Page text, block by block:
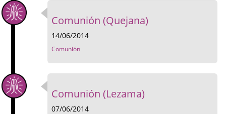
Comunión (Quejana)
14/06/2014
Comunión
Comunión (Lezama)
07/06/2014